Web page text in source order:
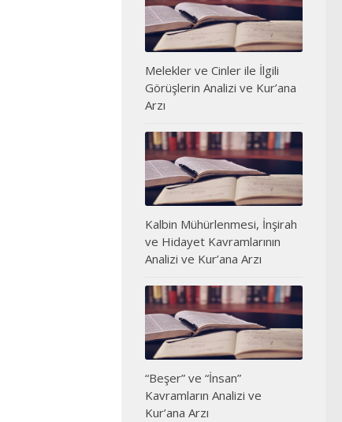
Melekler ve Cinler ile İlgili
Görüşlerin Analizi ve Kur’ana
Arzı
Kalbin Mühürlenmesi, İnşirah
ve Hidayet Kavramlarının
Analizi ve Kur’ana Arzı
“Beşer” ve “İnsan”
Kavramların Analizi ve
Kur’ana Arzı